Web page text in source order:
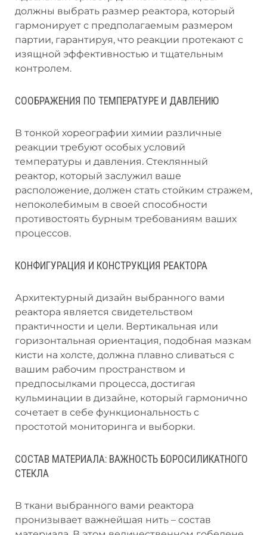
должны выбрать размер реактора, который
гармонирует с предполагаемым размером
партии, гарантируя, что реакции протекают с
изящной эффективностью и тщательным
контролем.
СООБРАЖЕНИЯ ПО ТЕМПЕРАТУРЕ И ДАВЛЕНИЮ
В тонкой хореографии химии различные
реакции требуют особых условий
температуры и давления. Стеклянный
реактор, который заслужил ваше
расположение, должен стать стойким стражем,
непоколебимым в своей способности
противостоять бурным требованиям ваших
процессов.
КОНФИГУРАЦИЯ И КОНСТРУКЦИЯ РЕАКТОРА
Архитектурный дизайн выбранного вами
реактора является свидетельством
практичности и цели. Вертикальная или
горизонтальная ориентация, подобная мазкам
кисти на холсте, должна плавно сливаться с
вашим рабочим пространством и
предпосылками процесса, достигая
кульминации в дизайне, который гармонично
сочетает в себе функциональность с
простотой мониторинга и выборки.
СОСТАВ МАТЕРИАЛА: ВАЖНОСТЬ БОРОСИЛИКАТНОГО
СТЕКЛА
В ткани выбранного вами реактора
пронизывает важнейшая нить – состав